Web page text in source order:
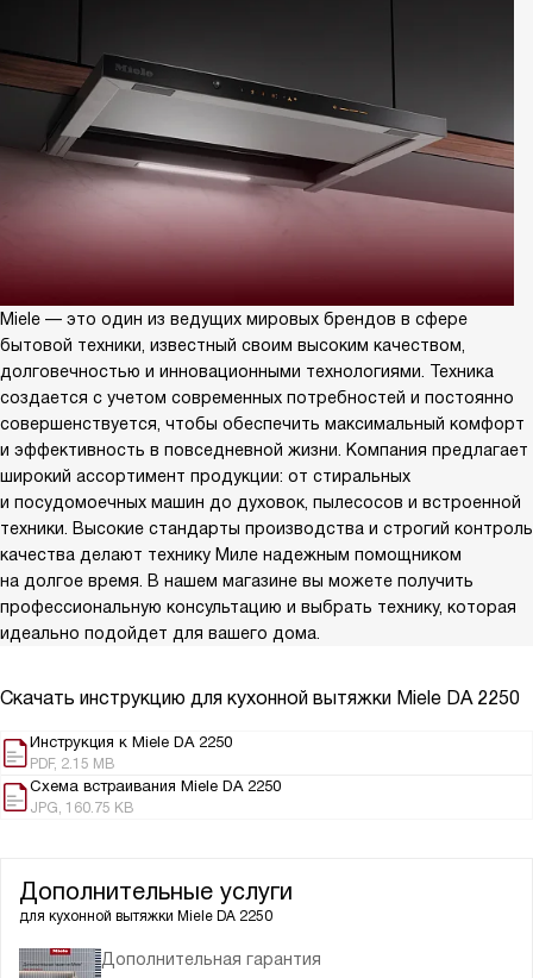
Miele — это один из ведущих мировых брендов в сфере
бытовой техники, известный своим высоким качеством,
долговечностью и инновационными технологиями. Техника
создается с учетом современных потребностей и постоянно
совершенствуется, чтобы обеспечить максимальный комфорт
и эффективность в повседневной жизни. Компания предлагает
широкий ассортимент продукции: от стиральных
и посудомоечных машин до духовок, пылесосов и встроенной
техники. Высокие стандарты производства и строгий контроль
качества делают технику Миле надежным помощником
на долгое время. В нашем магазине вы можете получить
профессиональную консультацию и выбрать технику, которая
идеально подойдет для вашего дома.
Скачать инструкцию для кухонной вытяжки Miele DA 2250
Инструкция к Miele DA 2250
PDF, 2.15 MB
Схема встраивания Miele DA 2250
JPG, 160.75 KB
Дополнительные услуги
для кухонной вытяжки Miele DA 2250
Дополнительная гарантия